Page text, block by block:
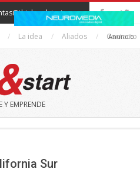
La idea Aliados Contacto
Y EMPRENDE
Anuncio
Sur